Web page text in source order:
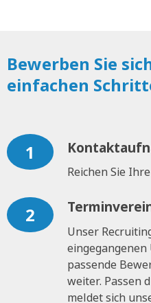
Bewerben Sie
einfachen
1
Reichen Sie
2
Unser
passende
weiter. Passen
meldet sich